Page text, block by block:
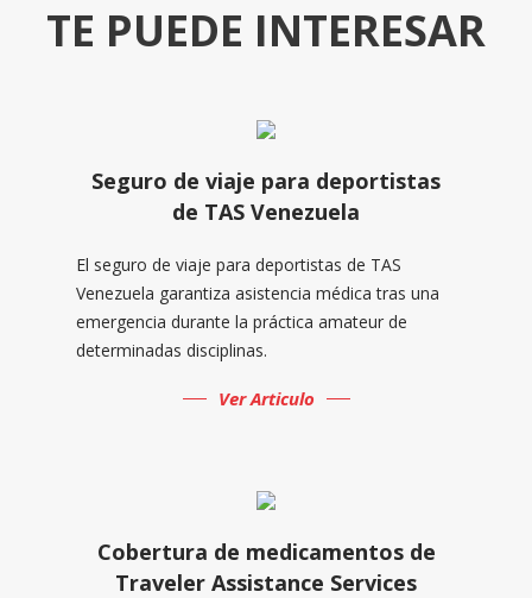
TE PUEDE INTERESAR
Seguro de viaje para deportistas
de TAS Venezuela
El seguro de viaje para deportistas de TAS
Venezuela garantiza asistencia médica tras una
emergencia durante la práctica amateur de
determinadas disciplinas.
Ver Articulo
Cobertura de medicamentos de
Traveler Assistance Services